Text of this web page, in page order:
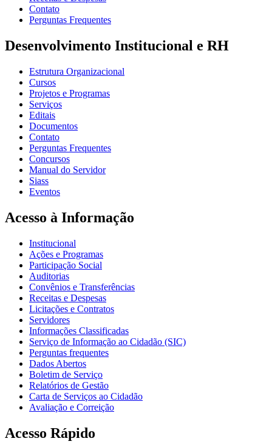
Contato
Perguntas Frequentes
Desenvolvimento Institucional e RH
Estrutura Organizacional
Cursos
Projetos e Programas
Serviços
Editais
Documentos
Contato
Perguntas Frequentes
Concursos
Manual do Servidor
Siass
Eventos
Acesso à Informação
Institucional
Ações e Programas
Participação Social
Auditorias
Convênios e Transferências
Receitas e Despesas
Licitações e Contratos
Servidores
Informações Classificadas
Serviço de Informação ao Cidadão (SIC)
Perguntas frequentes
Dados Abertos
Boletim de Serviço
Relatórios de Gestão
Carta de Serviços ao Cidadão
Avaliação e Correição
Acesso Rápido